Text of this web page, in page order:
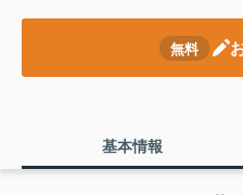
無料
基本情報